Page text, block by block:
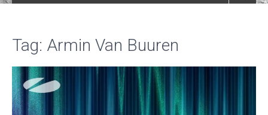
Tag: Armin Van Buuren